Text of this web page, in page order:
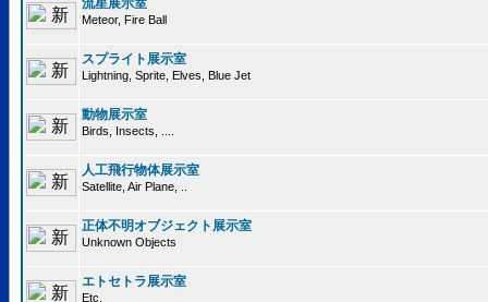
流星展示室
Meteor, Fire Ball
スプライト展示室
Lightning, Sprite, Elves, Blue Jet
動物展示室
Birds, Insects, ....
人工飛行物体展示室
Satellite, Air Plane, ..
正体不明オブジェクト展示室
Unknown Objects
エトセトラ展示室
Etc.